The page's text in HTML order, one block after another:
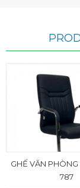
GHẾ VĂN
787